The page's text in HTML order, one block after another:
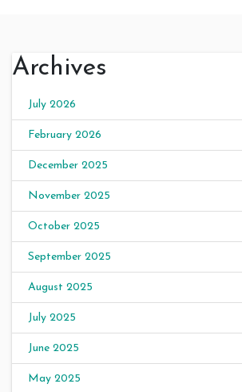
Archives
July 2026
February 2026
December 2025
November 2025
October 2025
September 2025
August 2025
July 2025
June 2025
May 2025